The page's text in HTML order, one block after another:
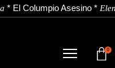
* El Columpio Asesino*
0